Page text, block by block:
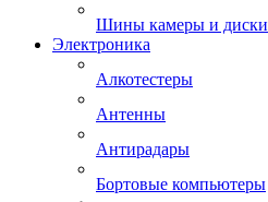
Шины камеры и диски
Электроника
Алкотестеры
Антенны
Антирадары
Бортовые компьютеры